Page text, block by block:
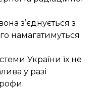
з’єднується з
намагатимуться
України їх не
у разі